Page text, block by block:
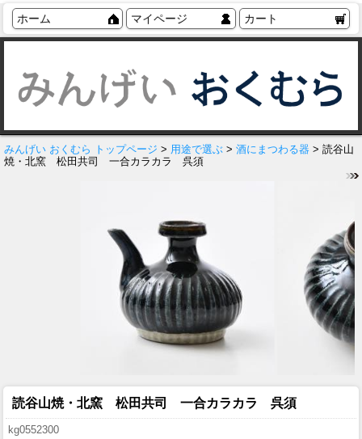
ホーム マイページ カート
みんげい おくむら トップページ > 用途で選ぶ > 酒にまつわる器 > 読谷山
焼・北窯 松田共司 一合カラカラ 呉須
読谷山焼・北窯 松田共司 一合カラカラ 呉須
kg0552300